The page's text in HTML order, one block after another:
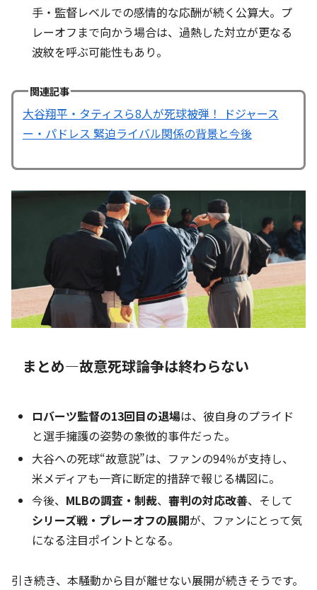
手・監督レベルでの感情的な応酬が続く公算大。プ
レーオフまで向かう場合は、過熱した対立が更なる
波紋を呼ぶ可能性もあり。
関連記事
大谷翔平・タティスら8人が死球被弾！ ドジャース
ー・パドレス 緊迫ライバル関係の背景と今後
まとめ—故意死球論争は終わらない
ロバーツ監督の13回目の退場は、彼自身のプライド
と選手擁護の姿勢の象徴的事件だった。
大谷への死球“故意説”は、ファンの94％が支持し、
米メディアも一斉に断定的措辞で報じる構図に。
今後、 MLBの調査・制裁、審判の対応改善、そして
シリーズ戦・プレーオフの展開が、ファンにとって気
になる注目ポイントとなる。
引き続き、本騒動から目が離せない展開が続きそうです。